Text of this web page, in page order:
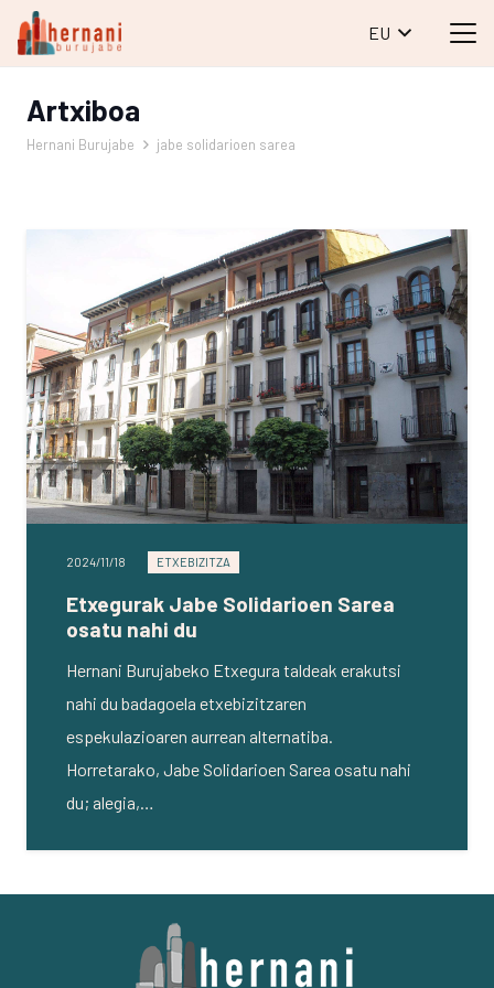
EU
Artxiboa
Hernani Burujabe jabe solidarioen sarea
2024/11/18 ETXEBIZITZA
Etxegurak Jabe Solidarioen Sarea
osatu nahi du
Hernani Burujabeko Etxegura taldeak erakutsi
nahi du badagoela etxebizitzaren
espekulazioaren aurrean alternatiba.
Horretarako, Jabe Solidarioen Sarea osatu nahi
du; alegia,…